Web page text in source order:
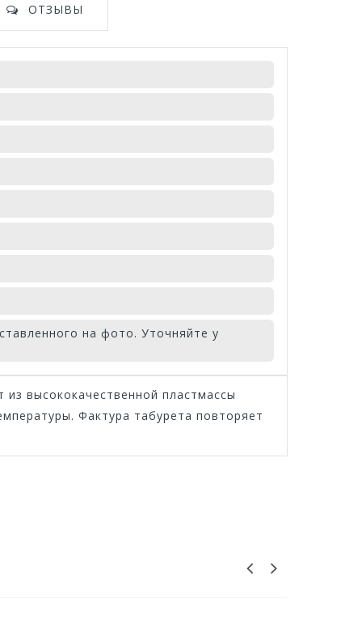
ОТЗЫВЫ
на фото. Уточняйте у
высококачественной пластмассы
Фактура табурета повторяет